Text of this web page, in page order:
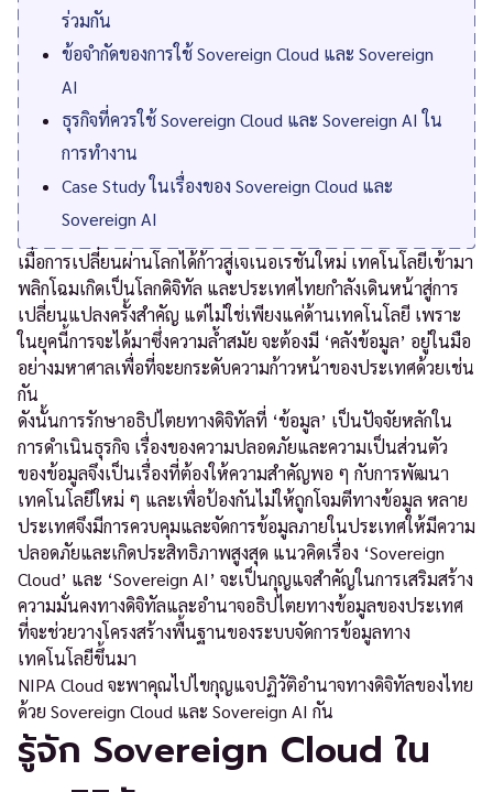
ร่วมกัน
ข้อจำกัดของการใช้ Sovereign Cloud และ Sovereign
AI
ธุรกิจที่ควรใช้ Sovereign Cloud และ Sovereign AI ใน
การทำงาน
Case Study ในเรื่องของ Sovereign Cloud และ
Sovereign AI
เมื่อการเปลี่ยนผ่านโลกได้ก้าวสู่เจเนอเรชันใหม่ เทคโนโลยีเข้ามา
พลิกโฉมเกิดเป็นโลกดิจิทัล และประเทศไทยกำลังเดินหน้าสู่การ
เปลี่ยนแปลงครั้งสำคัญ แต่ไม่ใช่เพียงแค่ด้านเทคโนโลยี เพราะ
ในยุคนี้การจะได้มาซึ่งความล้ำสมัย จะต้องมี ‘คลังข้อมูล’ อยู่ในมือ
อย่างมหาศาลเพื่อที่จะยกระดับความก้าวหน้าของประเทศด้วยเช่น
กัน
ดังนั้นการรักษาอธิปไตยทางดิจิทัลที่ ‘ข้อมูล’ เป็นปัจจัยหลักใน
การดำเนินธุรกิจ เรื่องของความปลอดภัยและความเป็นส่วนตัว
ของข้อมูลจึงเป็นเรื่องที่ต้องให้ความสำคัญพอ ๆ กับการพัฒนา
เทคโนโลยีใหม่ ๆ และเพื่อป้องกันไม่ให้ถูกโจมตีทางข้อมูล หลาย
ประเทศจึงมีการควบคุมและจัดการข้อมูลภายในประเทศให้มีความ
ปลอดภัยและเกิดประสิทธิภาพสูงสุด แนวคิดเรื่อง ‘Sovereign
Cloud’ และ ‘Sovereign AI’ จะเป็นกุญแจสำคัญในการเสริมสร้าง
ความมั่นคงทางดิจิทัลและอำนาจอธิปไตยทางข้อมูลของประเทศ
ที่จะช่วยวางโครงสร้างพื้นฐานของระบบจัดการข้อมูลทาง
เทคโนโลยีขึ้นมา
NIPA Cloud จะพาคุณไปไขกุญแจปฏิวัติอำนาจทางดิจิทัลของไทย
ด้วย Sovereign Cloud และ Sovereign AI กัน
รู้จัก Sovereign Cloud ใน